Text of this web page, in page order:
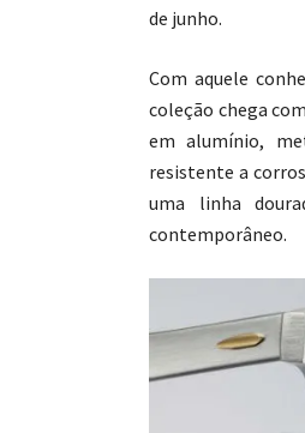
de junho.
Com aquele
coleção chega
em alumínio,
resistente a
uma linha
contemporâneo.